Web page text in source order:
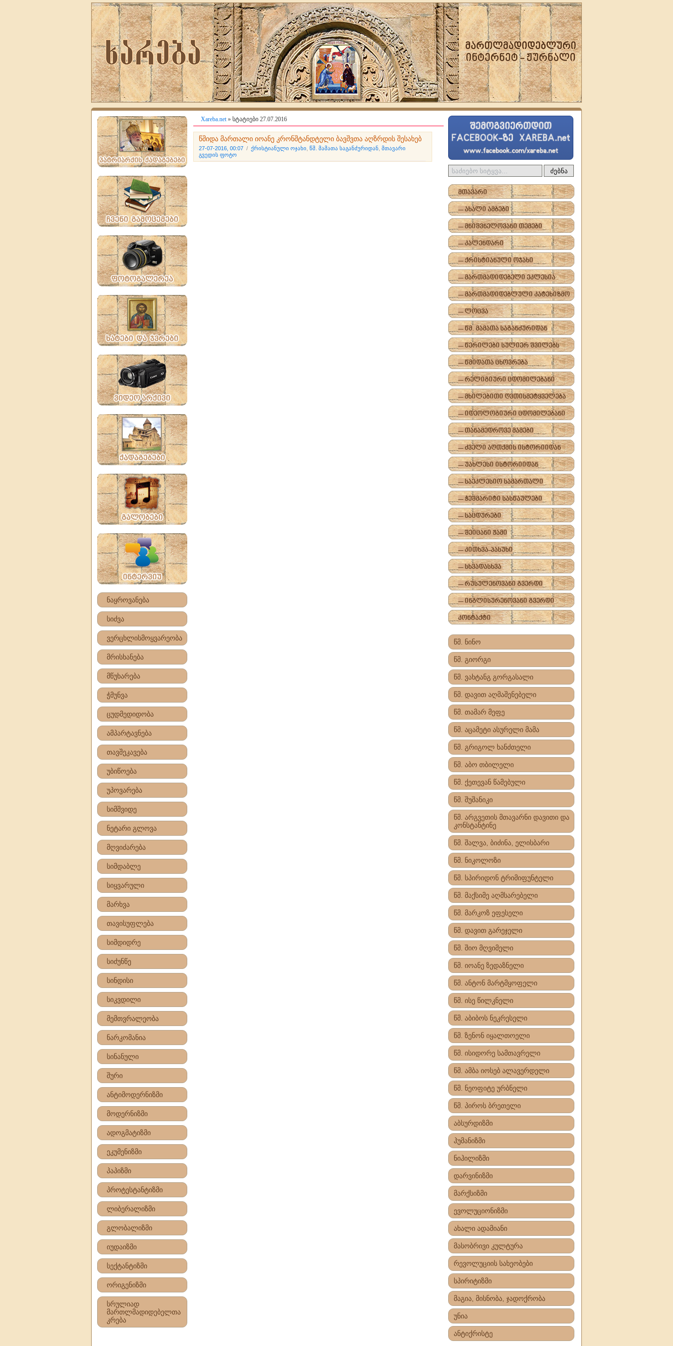
ნაყროვანება
სიძვა
ვერცხლისმოყვარეობა
მრისხანება
მწუხარება
ჭმუნვა
ცუდმედიდობა
ამპარტავნება
თავშეკავება
უბიწოება
უპოვარება
სიმშვიდე
ნეტარი გლოვა
მღვიძარება
სიმდაბლე
სიყვარული
მარხვა
თავისუფლება
სიმდიდრე
სიძუნწე
სინდისი
სიკვდილი
მემთვრალეობა
ნარკომანია
სინანული
შური
ანტიმოდერნიზმი
მოდერნიზმი
ადოგმატიზმი
ეკუმენიზმი
პაპიზმი
პროტესტანტიზმი
ლიბერალიზმი
გლობალიზმი
იუდაიზმი
სექტანტიზმი
ორიგენიზმი
სრულიად
მართლმადიდებელთა
კრება
Xareba.net» სტატიები 27.07.2016
წმიდა მართალი იოანე კრონშტანდტელი ბავშვთა აღზრდის შესახებ
27-07-2016, 00:07 / ქრისტიანული ოჯახი წმ. მამათა საგანძურიდან მთავარი
გვედის ფოტო
ძებნა
მთავარი
-- ახალი ამბები
-- მნიშვნელოვანი თემები
-- კალენდარი
-- ქრისტიანული ოჯახი
-- მართმადიდებელი ეკლესია
-- მართმადიდებლული კატეხიზმო
-- ლოცვა
-- წმ. მამათა საგანძურიდან
-- წერილები სულიერ შვილებს
-- წმიდათა ცხოვრება
-- რელიგიური ცდომილებანი
-- მხილებითი ღვთისმეტყველება
-- იდეოლოგიური ცდომილებანი
-- თანამედროვე მამები
-- ძველი აღთქმის ისტორიიდან
-- უახლესი ისტორიიდან
-- საეკლესიო სამართალი
-- ჭეშმარიტი სასწაულები
-- საცდურები
-- შეიცანი ჟამი
-- კითხვა-პასუხი
-- სხვადასხვა
-- რუსულენოვანი გვერდი
-- ინგლისურენოვანი გვერდი
კონტაქტი
წმ. ნინო
წმ. გიორგი
წმ. ვახტანგ გორგასალი
წმ. დავით აღმაშენებელი
წმ. თამარ მეფე
წმ. აცამეტი ასურელი მამა
წმ. გრიგოლ ხანძთელი
წმ. აბო თბილელი
წმ. ქეთევან წამებული
წმ. შუშანიკი
წმ. არგვეთის მთავარნი დავითი და
კონსტანტინე
წმ. შალვა, ბიძინა, ელისბარი
წმ. ნიკოლოზი
წმ. სპირიდონ ტრიმიფუნტელი
წმ. მაქსიმე აღმსარებელი
წმ. მარკოზ ეფესელი
წმ. დავით გარეჯელი
წმ. შიო მღვიმელი
წმ. იოანე ზედაზნელი
წმ. ანტონ მარტმყოფელი
წმ. ისე წილკნელი
წმ. აბიბოს ნეკრესელი
წმ. ზენონ იყალთოელი
წმ. ისიდორე სამთავრელი
წმ. ამბა იოსებ ალავერდელი
წმ. ნეოფიტე ურბნელი
წმ. პიროს ბრეთელი
აბსურდიზმი
ჰუმანიზმი
ნიჰილიზმი
დარვინიზმი
მარქსიზმი
ევოლუციონიზმი
ახალი ადამიანი
მასობრივი კულტურა
რევოლუციის სახეობები
სპირიტიზმი
მაგია, მისნობა, ჯადოქრობა
უნია
ანტიქრისტე